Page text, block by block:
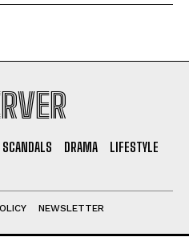
IN
Policy
SCANDALS DRAMA
LIFESTYLE
NEWSLETTER